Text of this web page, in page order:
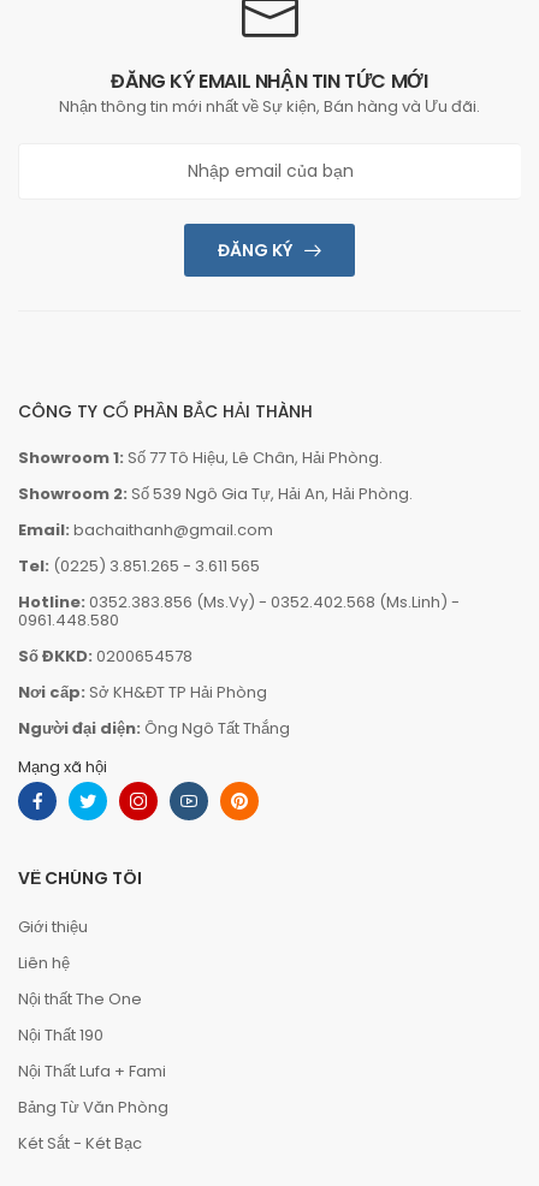
ĐĂNG KÝ EMAIL NHẬN TIN TỨC MỚI
Nhận thông tin mới nhất về Sự kiện, Bán hàng và Ưu đãi.
ĐĂNG KÝ
CÔNG TY CỔ PHẦN BẮC HẢI THÀNH
Showroom 1: Số 77 Tô Hiệu, Lê Chân, Hải Phòng.
Showroom 2: Số 539 Ngô Gia Tự, Hải An, Hải Phòng.
Email: bachaithanh@gmail.com
Tel: (0225) 3.851.265 - 3.611 565
Hotline: 0352.383.856 (Ms.Vy) - 0352.402.568 (Ms.Linh) -
0961.448.580
Số ĐKKD: 0200654578
Nơi cấp: Sở KH&ĐT TP Hải Phòng
Người đại diện: Ông Ngô Tất Thắng
Mạng xã hội
VỀ CHÚNG TÔI
Giới thiệu
Liên hệ
Nội thất The One
Nội Thất 190
Nội Thất Lufa + Fami
Bảng Từ Văn Phòng
Két Sắt - Két Bạc